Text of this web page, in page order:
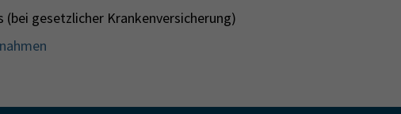
gesetzlicher Krankenversicherung)